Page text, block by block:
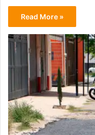
Read More »